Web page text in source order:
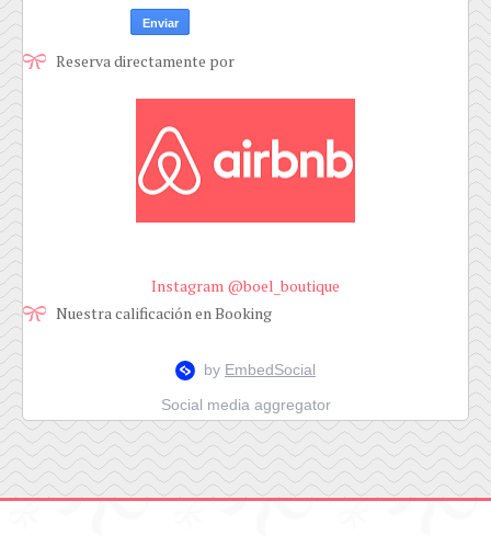
Reserva directamente por
Instagram @boel_boutique
Nuestra calificación en Booking
Social media aggregator